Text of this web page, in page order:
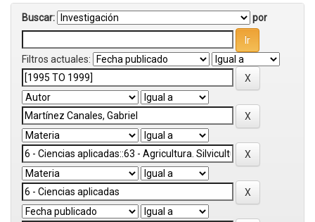
Buscar: por
Filtros actuales: